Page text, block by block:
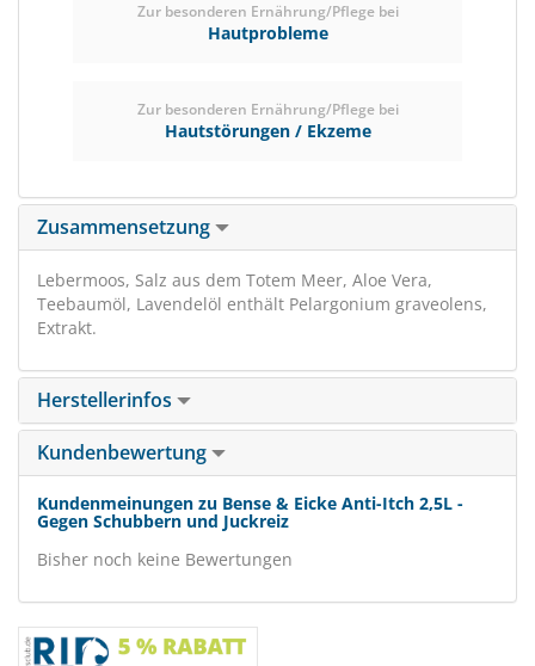
Zur besonderen Ernährung/Pflege bei
Hautprobleme
Zur besonderen Ernährung/Pflege bei
Hautstörungen / Ekzeme
Zusammensetzung
Lebermoos, Salz aus dem Totem Meer, Aloe Vera,
Teebaumöl, Lavendelöl enthält Pelargonium graveolens,
Extrakt.
Herstellerinfos
Kundenbewertung
Kundenmeinungen zu Bense & Eicke Anti-Itch 2,5L -
Gegen Schubbern und Juckreiz
Bisher noch keine Bewertungen